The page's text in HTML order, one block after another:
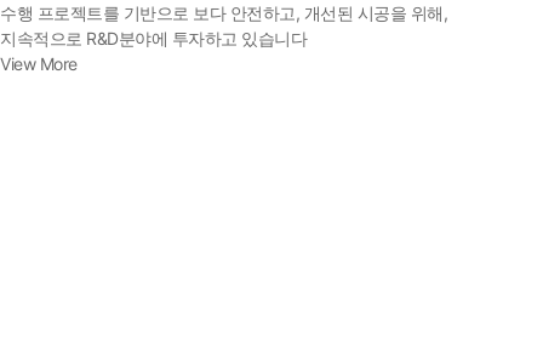
수행 프로젝트를 기반으로 보다 안전하고, 개선된 시공을 위해,
지속적으로 R&D분야에 투자하고 있습니다
View More